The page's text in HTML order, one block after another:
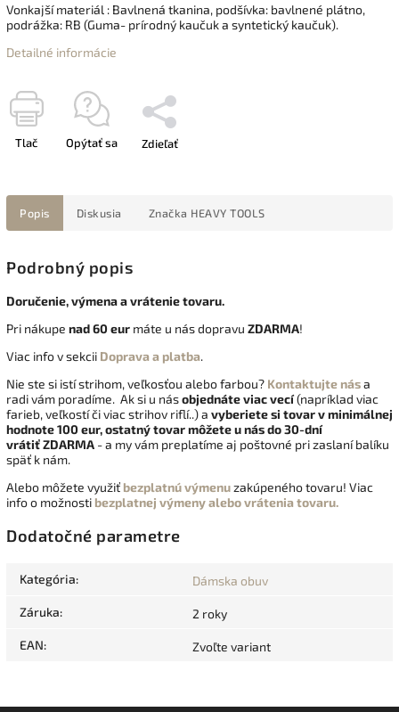
Vonkajší materiál : Bavlnená tkanina, podšívka: bavlnené plátno,
podrážka: RB (Guma- prírodný kaučuk a syntetický kaučuk).
Detailné informácie
Tlač Opýtať sa Zdieľať
Popis Diskusia Značka HEAVY TOOLS
Podrobný popis
Doručenie, výmena a vrátenie tovaru.
Pri nákupe nad 60 eur máte u nás dopravu ZDARMA!
Viac info v sekcii Doprava a platba.
Nie ste si istí strihom, veľkosťou alebo farbou? Kontaktujte nása
radi vám poradíme. Ak si u násobjednáte viac vecí(napríklad viac
farieb, veľkostí či viac strihov riflí..) a vyberiete si tovar v minimálnej
hodnote 100 eur, ostatný tovar môžete u nás do 30-dní
vrátiťZDARMA - a my vám preplatíme aj poštovné pri zaslaní balíku
späť k nám.
Alebo môžete využiť bezplatnú výmenuzakúpeného tovaru! Viac
info o možnosti bezplatnej výmeny alebo vrátenia tovaru.
Dodatočné parametre
Kategória: Dámska obuv
Záruka: 2 roky
EAN: Zvoľte variant